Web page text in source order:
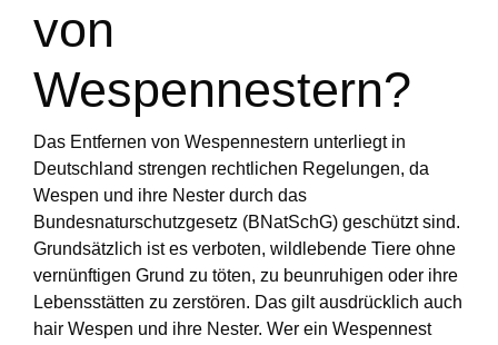
von
Wespennestern?
Das Entfernen von Wespennestern unterliegt in
Deutschland strengen rechtlichen Regelungen, da
Wespen und ihre Nester durch das
Bundesnaturschutzgesetz (BNatSchG) geschützt sind.
Grundsätzlich ist es verboten, wildlebende Tiere ohne
vernünftigen Grund zu töten, zu beunruhigen oder ihre
Lebensstätten zu zerstören. Das gilt ausdrücklich auch
hair Wespen und ihre Nester. Wer ein Wespennest